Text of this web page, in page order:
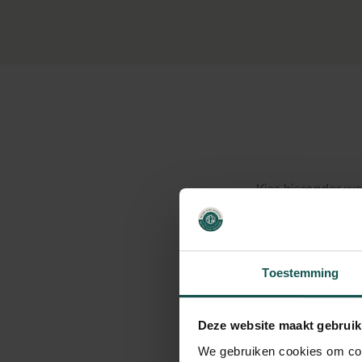
Toestemming
Deze website maakt
We gebruiken cookies om
Kies hieronder
1 Kies je kleuren
Kies je
Kleur 1*